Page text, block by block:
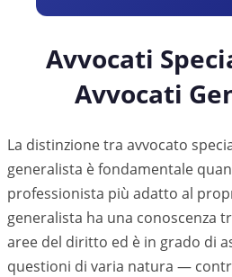
Avvocati
Avvocati
La distinzione tra avvocato
generalista è fondamentale
professionista più adatto al
generalista ha una conoscenza
aree del diritto ed è in grado di
questioni di varia natura —